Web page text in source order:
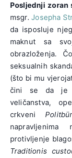
Posljednji
msgr.Josepha
da isposluje
maknut sa
obrazloženja.
seksualnih
(što bi mu
čini se da je
veličanstva,
crkveni
protivljenje
Traditionis